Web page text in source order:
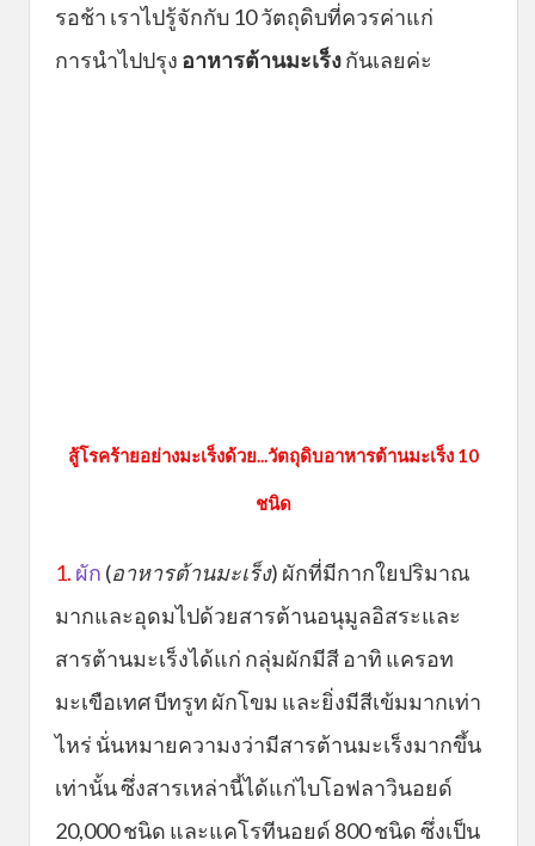
รอช้า เราไปรู้จักกับ 10 วัตถุดิบที่ควรค่าแก่
การนำไปปรุง อาหารต้านมะเร็งกันเลยค่ะ
สู้โรคร้ายอย่างมะเร็งด้วย...วัตถุดิบอาหารต้านมะเร็ง 10
ชนิด
1. ผัก (อาหารต้านมะเร็ง) ผักที่มีกากใยปริมาณ
มากและอุดมไปด้วยสารต้านอนุมูลอิสระและ
สารต้านมะเร็งได้แก่ กลุ่มผักมีสี อาทิ แครอท
มะเขือเทศ บีทรูท ผักโขม และยิ่งมีสีเข้มมากเท่า
ไหร่ นั่นหมายความงว่ามีสารต้านมะเร็งมากขึ้น
เท่านั้น ซึ่งสารเหล่านี้ได้แก่ไบโอฟลาวินอยด์
20,000 ชนิด และแคโรทีนอยด์ 800 ชนิด ซึ่งเป็น